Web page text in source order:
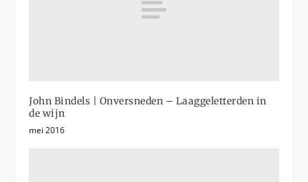
John Bindels | Onversneden – Laaggeletterden in
de wijn
mei 2016